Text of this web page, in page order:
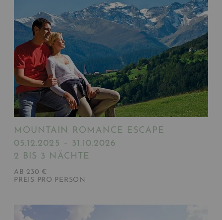
MOUNTAIN ROMANCE ESCAPE
05.12.2025 – 31.10.2026
2 BIS 3 NÄCHTE
AB 230 €
PREIS PRO PERSON